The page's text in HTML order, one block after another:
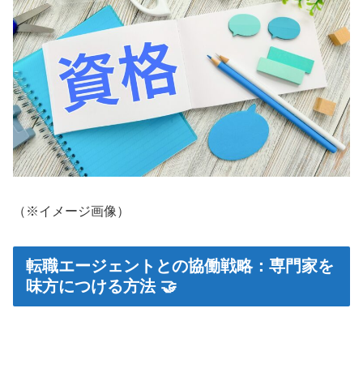
（※イメージ画像）
転職エージェントとの協働戦略：専門家を
味方につける方法 🤝